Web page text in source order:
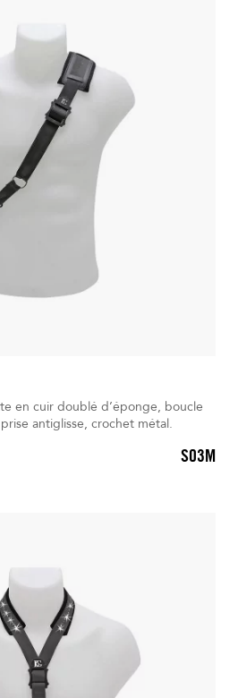
en cuir doublé d’éponge, boucle
antiglisse, crochet métal.
S03M